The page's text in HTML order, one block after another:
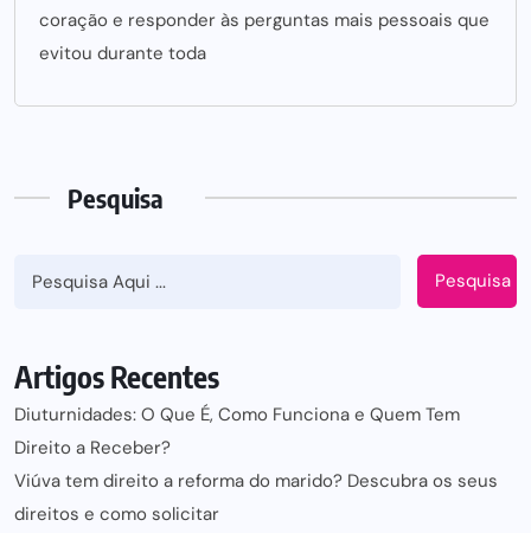
coração e responder às perguntas mais pessoais que
evitou durante toda
Pesquisa
Pesquisa
Artigos Recentes
Diuturnidades: O Que É, Como Funciona e Quem Tem
Direito a Receber?
Viúva tem direito a reforma do marido? Descubra os seus
direitos e como solicitar